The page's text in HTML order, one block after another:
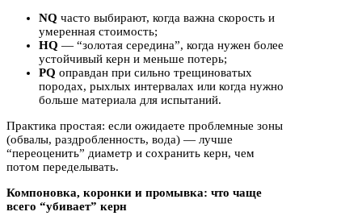
NQ часто выбирают, когда важна скорость и
умеренная стоимость;
HQ — “золотая середина”, когда нужен более
устойчивый керн и меньше потерь;
PQ оправдан при сильно трещиноватых
породах, рыхлых интервалах или когда нужно
больше материала для испытаний.
Практика простая: если ожидаете проблемные зоны
(обвалы, раздробленность, вода) — лучше
“переоценить” диаметр и сохранить керн, чем
потом переделывать.
Компоновка, коронки и промывка: что чаще
всего “убивает” керн